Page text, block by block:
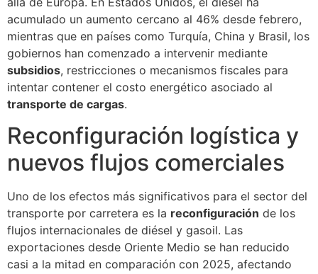
acumulado un aumento cercano al 46% desde febrero,
mientras que en países como Turquía, China y Brasil, los
gobiernos han comenzado a intervenir mediante
subsidios, restricciones o mecanismos fiscales para
intentar contener el costo energético asociado al
transporte de cargas.
Reconfiguración logística y
nuevos flujos comerciales
Uno de los efectos más significativos para el sector del
transporte por carretera es la reconfiguración de los
flujos internacionales de diésel y gasoil. Las
exportaciones desde Oriente Medio se han reducido
casi a la mitad en comparación con 2025, afectando